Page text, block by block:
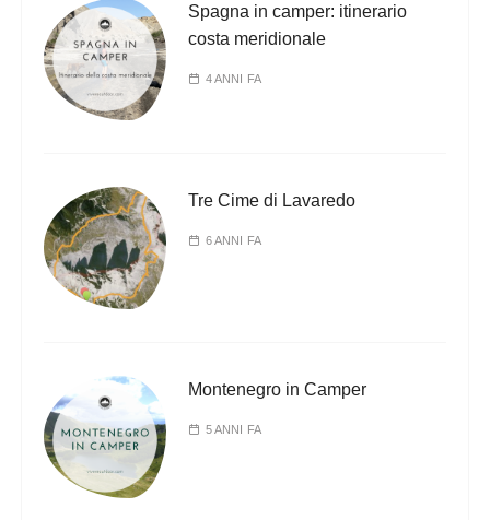
Spagna in camper: itinerario
costa meridionale
4 ANNI FA
Tre Cime di Lavaredo
6 ANNI FA
Montenegro in Camper
5 ANNI FA